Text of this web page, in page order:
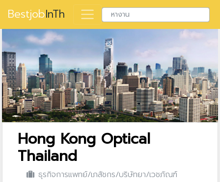
BestjobInTh
Hong Kong Optical
Thailand
ธุรกิจการแพทย์/เภสัชกร/บริษัทยา/เวชภัณฑ์